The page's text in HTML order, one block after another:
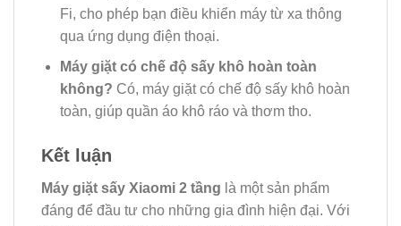
Fi, cho phép bạn điều khiển máy từ xa thông
qua ứng dụng điện thoại.
Máy giặt có chế độ sấy khô hoàn toàn
không? Có, máy giặt có chế độ sấy khô hoàn
toàn, giúp quần áo khô ráo và thơm tho.
Kết luận
Máy giặt sấy Xiaomi 2 tầng là một sản phẩm
đáng để đầu tư cho những gia đình hiện đại. Với